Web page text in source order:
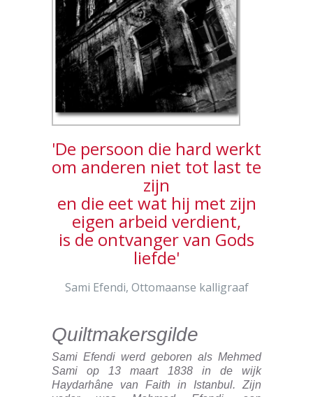
Kumkapi - ISO 400, f/11 1/125 sec,
24 mm, WB kunstlicht
Sandwichopname Kumkapi - ISO
schaduw (pand)
'De persoon die hard werkt
om anderen niet tot last te
zijn
en die eet wat hij met zijn
eigen arbeid verdient,
is de ontvanger van Gods
liefde'
Sami Efendi, Ottomaanse kalligraaf
Quiltmakersgilde
Sami Efendi werd geboren als Mehmed
Sami op 13 maart 1838 in de wijk
Haydarhâne van Faith in Istanbul. Zijn